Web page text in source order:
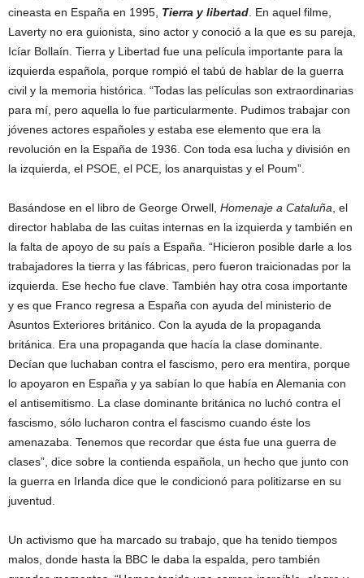
cineasta en España en 1995, Tierra y libertad . En aquel filme,
Laverty no era guionista, sino actor y conoció a la que es su pareja,
Icíar Bollaín. Tierra y Libertad fue una película importante para la
izquierda española, porque rompió el tabú de hablar de la guerra
civil y la memoria histórica. “Todas las películas son extraordinarias
para mí, pero aquella lo fue particularmente. Pudimos trabajar con
jóvenes actores españoles y estaba ese elemento que era la
revolución en la España de 1936. Con toda esa lucha y división en
la izquierda, el PSOE, el PCE, los anarquistas y el Poum”.
Basándose en el libro de George Orwell, Homenaje a Cataluña , el
director hablaba de las cuitas internas en la izquierda y también en
la falta de apoyo de su país a España. “Hicieron posible darle a los
trabajadores la tierra y las fábricas, pero fueron traicionadas por la
izquierda. Ese hecho fue clave. También hay otra cosa importante
y es que Franco regresa a España con ayuda del ministerio de
Asuntos Exteriores británico. Con la ayuda de la propaganda
británica. Era una propaganda que hacía la clase dominante.
Decían que luchaban contra el fascismo, pero era mentira, porque
lo apoyaron en España y ya sabían lo que había en Alemania con
el antisemitismo. La clase dominante británica no luchó contra el
fascismo, sólo lucharon contra el fascismo cuando éste los
amenazaba. Tenemos que recordar que ésta fue una guerra de
clases”, dice sobre la contienda española, un hecho que junto con
la guerra en Irlanda dice que le condicionó para politizarse en su
juventud.
Un activismo que ha marcado su trabajo, que ha tenido tiempos
malos, donde hasta la BBC le daba la espalda, pero también